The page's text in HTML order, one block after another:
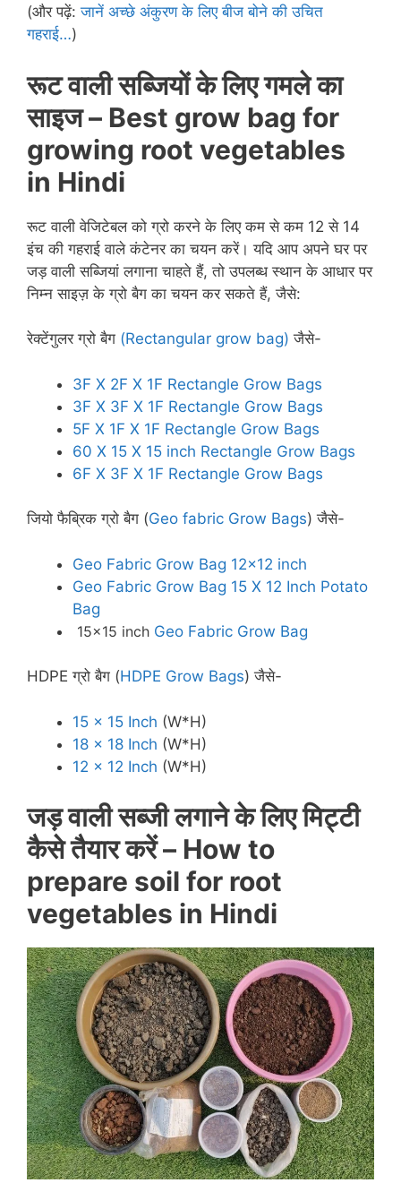
(और पढ़ें:जानें अच्छे अंकुरण के लिए बीज बोने की उचित
गहराई…)
रूट वाली सब्जियों के लिए गमले का
साइज – Best grow bag for
growing root vegetables
in Hindi
रूट वाली वेजिटेबल को ग्रो करने के लिए कम से कम 12 से 14
इंच की गहराई वाले कंटेनर का चयन करें। यदि आप अपने घर पर
जड़ वाली सब्जियां लगाना चाहते हैं, तो उपलब्ध स्थान के आधार पर
निम्न साइज़ के ग्रो बैग का चयन कर सकते हैं, जैसे:
रेक्टेंगुलर ग्रो बैग (Rectangular grow bag) जैसे-
3F X 2F X 1F Rectangle Grow Bags
3F X 3F X 1F Rectangle Grow Bags
5F X 1F X 1F Rectangle Grow Bags
60 X 15 X 15 inch Rectangle Grow Bags
6F X 3F X 1F Rectangle Grow Bags
जियो फैब्रिक ग्रो बैग (Geo fabric Grow Bags) जैसे-
Geo Fabric Grow Bag 12×12 inch
Geo Fabric Grow Bag 15 X 12 Inch Potato
Bag
15×15 inch Geo Fabric Grow Bag
HDPE ग्रो बैग (HDPE Grow Bags) जैसे-
15 x 15 Inch (W*H)
18 x 18 Inch (W*H)
12 x 12 Inch (W*H)
जड़ वाली सब्जी लगाने के लिए मिट्टी
कैसे तैयार करें – How to
prepare soil for root
vegetables in Hindi